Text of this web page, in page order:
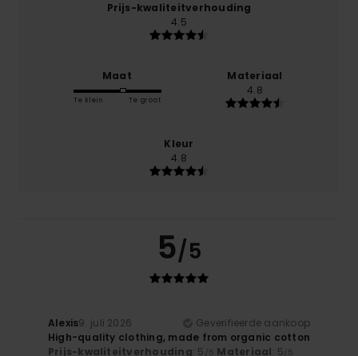
Prijs-kwaliteitverhouding
4.5
Maat
Te klein Te groot
Materiaal
4.8
Kleur
4.8
5/5
Alexis9. juli 2026
Geverifieerde aankoop
High-quality clothing, made from organic cotton
Prijs-kwaliteitverhouding: 5 /5 Materiaal: 5/5